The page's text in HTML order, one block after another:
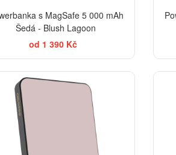
s MagSafe 5 000 mAh
Šedá - Blush Lagoon
od 1 390 Kč